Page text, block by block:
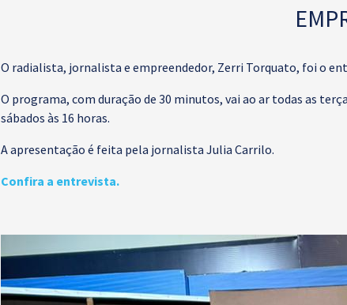
O radialista, jornalista e empreendedor, Zerri Torquato, foi o
O programa, com duração de 30 minutos, vai ao ar todas as
sábados às 16 horas.
A apresentação é feita pela jornalista Julia Carrilo.
Confira a entrevista.